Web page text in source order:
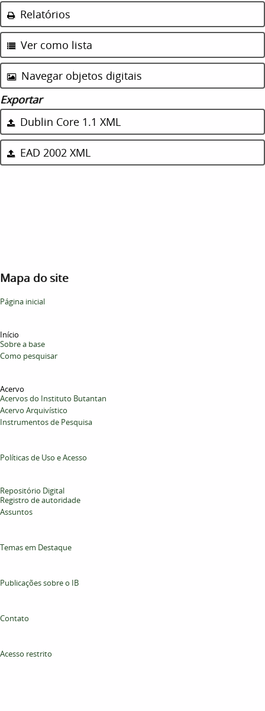
Relatórios
Ver como lista
Navegar objetos digitais
Exportar
Dublin Core 1.1 XML
EAD 2002 XML
Mapa do site
Página inicial
Início
Sobre a base
Como pesquisar
Acervo
Acervos do Instituto Butantan
Acervo Arquivístico
Instrumentos de Pesquisa
Políticas de Uso e Acesso
Repositório Digital
Registro de autoridade
Assuntos
Temas em Destaque
Publicações sobre o IB
Contato
Acesso restrito